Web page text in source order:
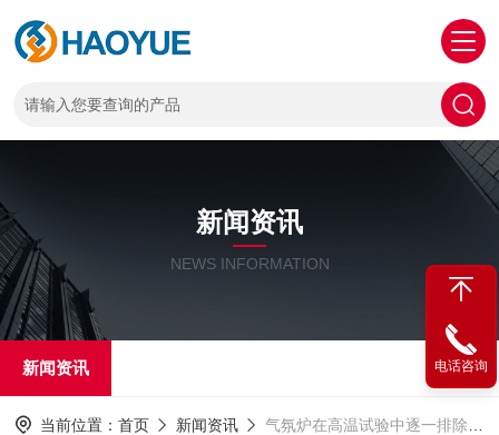
新闻资讯
NEWS INFORMATION
新闻资讯
当前位置： 首页 新闻资讯 气氛炉在高温试验中逐一排除故障
电话咨询